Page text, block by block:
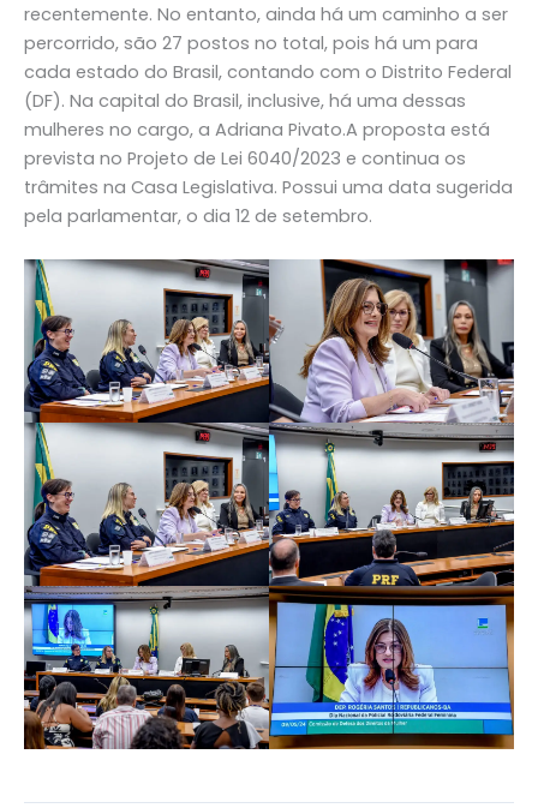
recentemente. No entanto, ainda há um caminho a ser
percorrido, são 27 postos no total, pois há um para
cada estado do Brasil, contando com o Distrito Federal
(DF). Na capital do Brasil, inclusive, há uma dessas
mulheres no cargo, a Adriana Pivato.A proposta está
prevista no Projeto de Lei 6040/2023 e continua os
trâmites na Casa Legislativa. Possui uma data sugerida
pela parlamentar, o dia 12 de setembro.